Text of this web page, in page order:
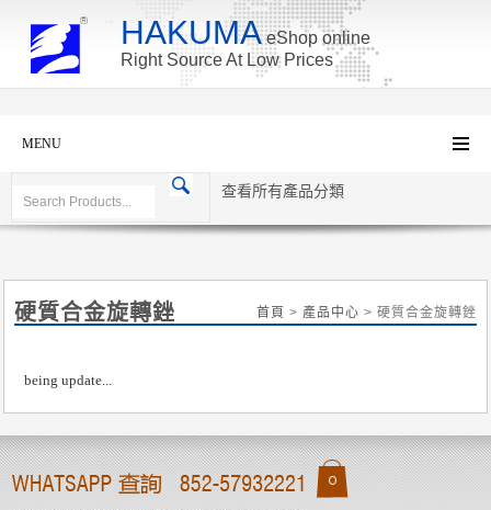
HAKUMA eShop online
Right Source At Low Prices
MENU
查看所有產品分類
硬質合金旋轉銼 首頁 > 產品中心 > 硬質合金旋轉銼
being update...